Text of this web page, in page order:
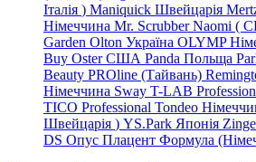
Італія ) Maniquick Швейцарія
Німеччина Mr. Scrubber Naomi (
Garden Olton Україна OLYMP
Buy Oster США Panda Польща
Beauty PROline (Тайвань)
Німеччина Sway T-LAB
TICO Professional Tondeo
Швейцарія ) YS.Park Японія
DS Опус Плацент Формула